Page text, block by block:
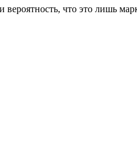
что это лишь